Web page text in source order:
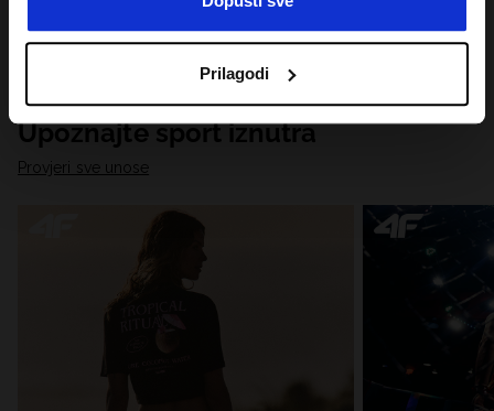
Prilagodi
Upoznajte sport iznutra
Provjeri sve unose